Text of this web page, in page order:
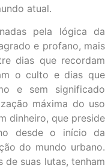
atual.
pela lógica da
e profano, mais
dias que recordam
o culto e dias que
e sem significado
máxima do uso
dinheiro, que preside
desde o início da
do mundo urbano.
de suas lutas, tenham